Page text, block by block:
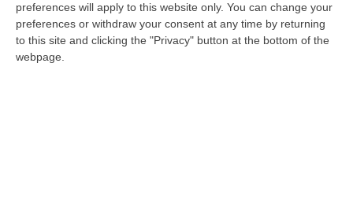
preferences will apply to this website only. You can change your
preferences or withdraw your consent at any time by returning
to this site and clicking the "Privacy" button at the bottom of the
webpage.
Per I Cittadini E Aumentare I Salari»
“CATANZARO A Lamezia Terme la Tari aumenta del 6,2% per le famiglie e
del 17% per le imprese; a Crotone del 6,9%; a Catanzaro dell’1,63%. A…
05 Agosto, 21:23